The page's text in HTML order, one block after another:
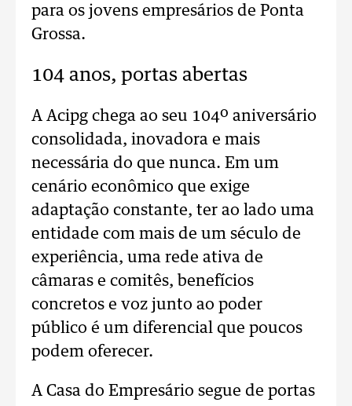
para os jovens empresários de Ponta
Grossa.
104 anos, portas abertas
A Acipg chega ao seu 104º aniversário
consolidada, inovadora e mais
necessária do que nunca. Em um
cenário econômico que exige
adaptação constante, ter ao lado uma
entidade com mais de um século de
experiência, uma rede ativa de
câmaras e comitês, benefícios
concretos e voz junto ao poder
público é um diferencial que poucos
podem oferecer.
A Casa do Empresário segue de portas